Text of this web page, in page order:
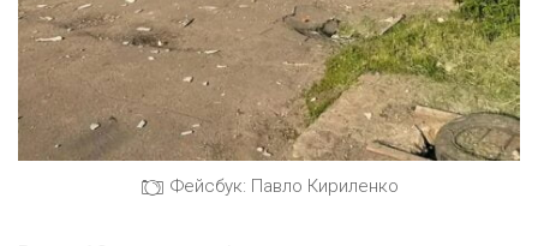
Фейсбук: Павло Кириленко